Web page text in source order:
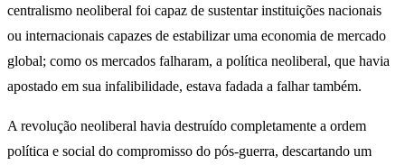
centralismo neoliberal foi capaz de sustentar instituições nacionais
ou internacionais capazes de estabilizar uma economia de mercado
global; como os mercados falharam, a política neoliberal, que havia
apostado em sua infalibilidade, estava fadada a falhar também.
A revolução neoliberal havia destruído completamente a ordem
política e social do compromisso do pós-guerra, descartando um